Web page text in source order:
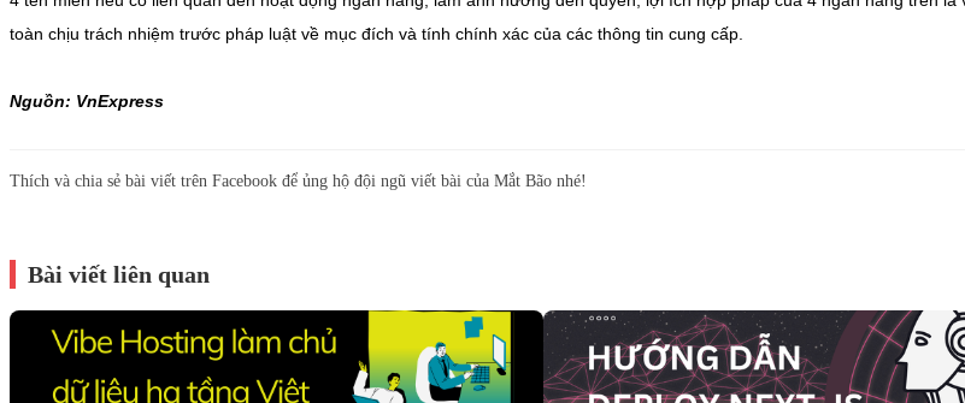
toàn chịu trách nhiệm trước pháp luật về mục đích và tính chính xác của các thông tin cung cấp.
Nguồn: VnExpress
Thích và chia sẻ bài viết trên Facebook để ủng hộ đội ngũ viết bài của Mắt Bão nhé!
Bài viết liên quan